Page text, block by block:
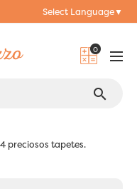
Select Language▼
0
search
preciosos tapetes.